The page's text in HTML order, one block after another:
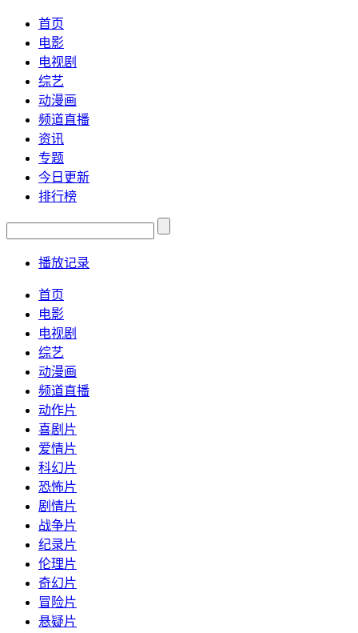
首页
电影
电视剧
综艺
动漫画
频道直播
资讯
专题
今日更新
排行榜
播放记录
首页
电影
电视剧
综艺
动漫画
频道直播
动作片
喜剧片
爱情片
科幻片
恐怖片
剧情片
战争片
纪录片
伦理片
奇幻片
冒险片
悬疑片